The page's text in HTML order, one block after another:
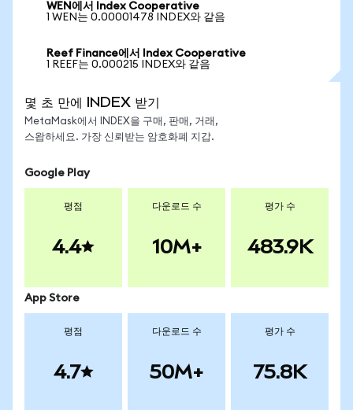
WEN에서 Index Cooperative
1 WEN는 0.00001478 INDEX와 같음
Reef Finance에서 Index Cooperative
1 REEF는 0.000215 INDEX와 같음
몇 초 만에 INDEX 받기
MetaMask에서 INDEX을 구매, 판매, 거래,
스왑하세요. 가장 신뢰받는 암호화폐 지갑.
Google Play
평점
4.4
다운로드 수
10M+
평가 수
483.9K
App Store
평점
4.7
다운로드 수
50M+
평가 수
75.8K